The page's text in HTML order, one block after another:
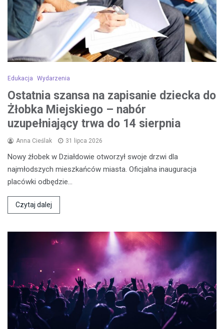
Edukacja Wydarzenia
Ostatnia szansa na zapisanie dziecka do
Żłobka Miejskiego – nabór
uzupełniający trwa do 14 sierpnia
Anna Cieślak 31 lipca 2026
Nowy żłobek w Działdowie otworzył swoje drzwi dla
najmłodszych mieszkańców miasta. Oficjalna inauguracja
placówki odbędzie…
Czytaj dalej